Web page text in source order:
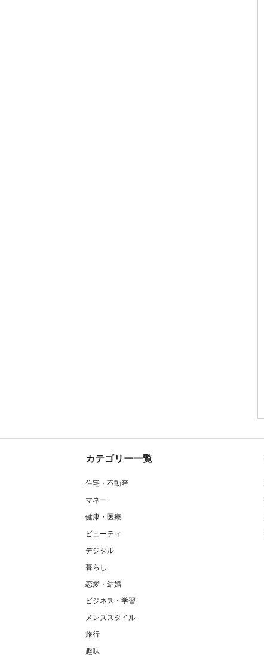
カテゴリー一覧
住宅・不動産
マネー
健康・医療
ビューティ
デジタル
暮らし
恋愛・結婚
ビジネス・学習
メンズスタイル
旅行
趣味